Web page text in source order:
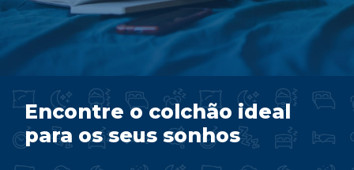
Encontre o colchão ideal
para os seus sonhos